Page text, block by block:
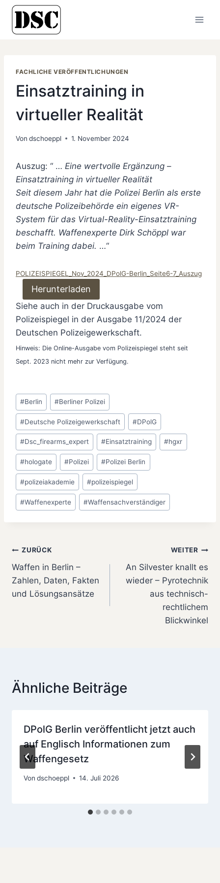
Zum
springen
FACHLICHE VERÖFFENTLICHUNGEN
Einsatztraining in
virtueller Realität
Von dschoeppl 1. November 2024
Auszug: “ … Eine wertvolle Ergänzung –
Einsatztraining in virtueller Realität
Seit diesem Jahr hat die Polizei Berlin als erste
deutsche Polizeibehörde ein eigenes VR-
System für das Virtual-Reality-Einsatztraining
beschafft. Waffenexperte Dirk Schöppl war
beim Training dabei. …“
POLIZEISPIEGEL_Nov_2024_DPolG-Berlin_Seite6-7_Auszug
Herunterladen
Siehe auch in der Druckausgabe vom
Polizeispiegel in der Ausgabe 11/2024 der
Deutschen Polizeigewerkschaft.
Hinweis: Die Online-Ausgabe vom Polizeispiegel steht seit
Sept. 2023 nicht mehr zur Verfügung.
Schlagworte:
#Berlin #Berliner Polizei
#Deutsche Polizeigewerkschaft #DPolG
#Dsc_firearms_expert #Einsatztraining #hgxr
#hologate #Polizei #Polizei Berlin
#polizeiakademie #polizeispiegel
#Waffenexperte #Waffensachverständiger
Beitragsnavigation
ZURÜCK
Waffen in Berlin –
Zahlen, Daten, Fakten
und Lösungsansätze
WEITER
An Silvester knallt es
wieder – Pyrotechnik
aus technisch-
rechtlichem
Blickwinkel
Ähnliche Beiträge
DPolG Berlin veröffentlicht jetzt auch
auf Englisch Informationen zum
Waffengesetz
Von dschoeppl 14. Juli 2026